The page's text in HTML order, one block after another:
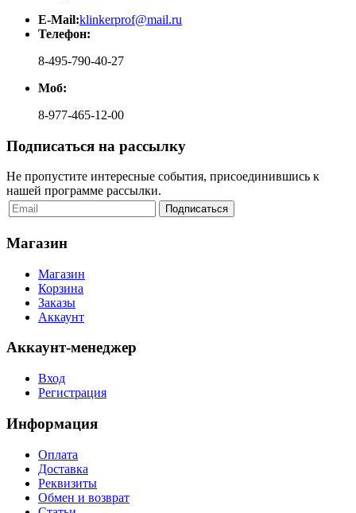
E-Mail:klinkerprof@mail.ru
Телефон:
8-495-790-40-27
Моб:
8-977-465-12-00
Подписаться на рассылку
Не пропустите интересные события, присоединившись к
нашей программе рассылки.
Магазин
Магазин
Корзина
Заказы
Аккаунт
Аккаунт-менеджер
Вход
Регистрация
Информация
Оплата
Доставка
Реквизиты
Обмен и возврат